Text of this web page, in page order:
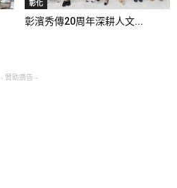
彰化
彰濱秀傳20周年深耕人文...
- 贊助廣告 -